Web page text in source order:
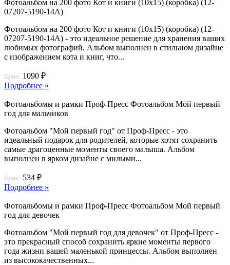
Фотоальбом на 200 фото Кот и книги (10х15) (коробка) (12-
07207-5190-14A)
Фотоальбом на 200 фото Кот и книги (10х15) (коробка) (12-
07207-5190-14A) - это идеальное решение для хранения ваших
любимых фотографий. Альбом выполнен в стильном дизайне
с изображением кота и книг, что...
Цена: 1090 ₽
Подробнее »
Фотоальбомы и рамки Проф-Пресс Фотоальбом Мой первый
год для мальчиков
Фотоальбом "Мой первый год" от Проф-Пресс - это
идеальный подарок для родителей, которые хотят сохранить
самые драгоценные моменты своего малыша. Альбом
выполнен в ярком дизайне с милыми...
Цена: 534 ₽
Подробнее »
Фотоальбомы и рамки Проф-Пресс Фотоальбом Мой первый
год для девочек
Фотоальбом "Мой первый год для девочек" от Проф-Пресс -
это прекрасный способ сохранить яркие моменты первого
года жизни вашей маленькой принцессы. Альбом выполнен
из высококачественных...